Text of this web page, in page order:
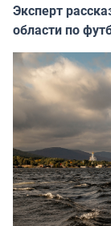
Эксперт
области по